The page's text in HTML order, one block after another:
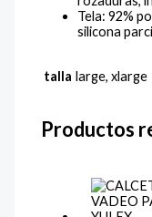
Tela: 92%
silicona
talla large, xlarge
Productos